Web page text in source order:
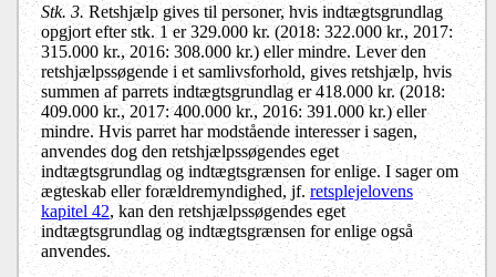
Stk. 3.Retshjælp gives til personer, hvis indtægtsgrundlag
opgjort efter stk. 1 er 329.000 kr. (2018: 322.000 kr., 2017:
315.000 kr., 2016: 308.000 kr.) eller mindre. Lever den
retshjælpssøgende i et samlivsforhold, gives retshjælp, hvis
summen af parrets indtægtsgrundlag er 418.000 kr. (2018:
409.000 kr., 2017: 400.000 kr., 2016: 391.000 kr.) eller
mindre. Hvis parret har modstående interesser i sagen,
anvendes dog den retshjælpssøgendes eget
indtægtsgrundlag og indtægtsgrænsen for enlige. I sager om
ægteskab eller forældremyndighed, jf.retsplejelovens
kapitel 42, kan den retshjælpssøgendes eget
indtægtsgrundlag og indtægtsgrænsen for enlige også
anvendes.